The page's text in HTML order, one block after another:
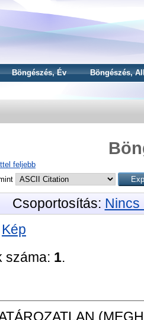
Böngészés, Év
Böngészés,
feljebb
Csoportosítás: Nincs
Kép
száma: 1.